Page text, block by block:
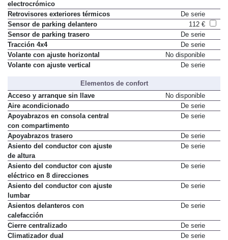
electrocrómico
Retrovisores exteriores térmicos
De serie
Sensor de parking delantero
112 €
Sensor de parking trasero
De serie
Tracción 4x4
De serie
Volante con ajuste horizontal
No disponible
Volante con ajuste vertical
De serie
Elementos de confort
Acceso y arranque sin llave
No disponible
Aire acondicionado
De serie
Apoyabrazos en consola central
con compartimento
De serie
Apoyabrazos trasero
De serie
Asiento del conductor con ajuste
de altura
De serie
Asiento del conductor con ajuste
eléctrico en 8 direcciones
De serie
Asiento del conductor con ajuste
lumbar
De serie
Asientos delanteros con
calefacción
De serie
Cierre centralizado
De serie
Climatizador dual
De serie